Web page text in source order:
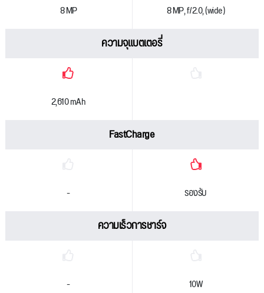
8 MP 8 MP, f/2.0, (wide)
ความจุแบตเตอรี่
2,610 mAh
FastCharge
- รองรับ
ความเร็วการชาร์จ
- 10W